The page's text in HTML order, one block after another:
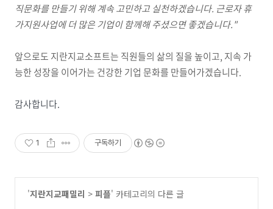
직문화를 만들기 위해 계속 고민하고 실천하겠습니다. 근로자 휴
가지원사업에 더 많은 기업이 함께해 주셨으면 좋겠습니다."
앞으로도 지란지교소프트는 직원들의 삶의 질을 높이고, 지속 가
능한 성장을 이어가는 건강한 기업 문화를 만들어가겠습니다.
감사합니다.
1 구독하기
'지란지교패밀리 > 피플' 카테고리의 다른 글